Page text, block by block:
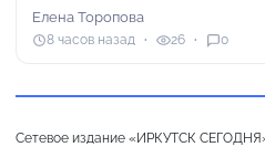
Елена Торопова
8 часов назад 26 0
Сетевое издание «ИРКУТСК